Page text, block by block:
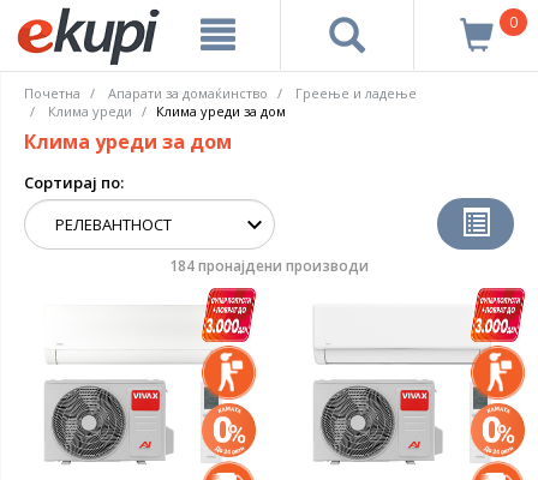
0
Почетна Апарати за домаќинство
Греење и ладење
Клима уреди
Клима уреди за дом
Клима уреди за дом
Сортирај по:
184 пронајдени производи